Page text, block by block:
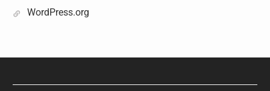
WordPress.org